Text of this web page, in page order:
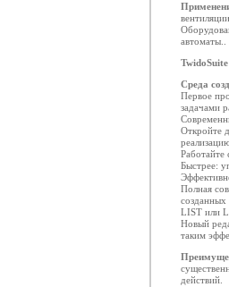
автоматы..
TwidoSuite
Cреда
Первое
задачами
Откройте
Быстрее:
Полная
LIST или
Новый
таким
действий.